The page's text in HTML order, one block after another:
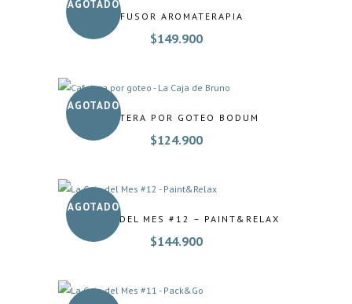
AGOTADO
DIFUSOR AROMATERAPIA
$149.900
AGOTADO
CAFETERA POR GOTEO BODUM
$124.900
AGOTADO
LA CAJA DEL MES #12 – PAINT&RELAX
$144.900